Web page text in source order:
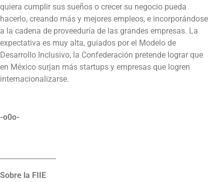
quiera cumplir sus sueños o crecer su negocio pueda
hacerlo, creando más y mejores empleos, e incorporándose
a la cadena de proveeduría de las grandes empresas. La
expectativa es muy alta, guiados por el Modelo de
Desarrollo Inclusivo, la Confederación pretende lograr que
en México surjan más startups y empresas que logren
internacionalizarse.
-o0o-
Sobre la FIIE